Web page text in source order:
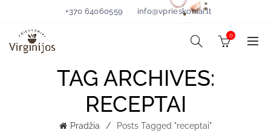
+370 64060559 info@vprieskoniai.lt
0
TAG ARCHIVES:
RECEPTAI
Pradžia Posts Tagged "receptai"